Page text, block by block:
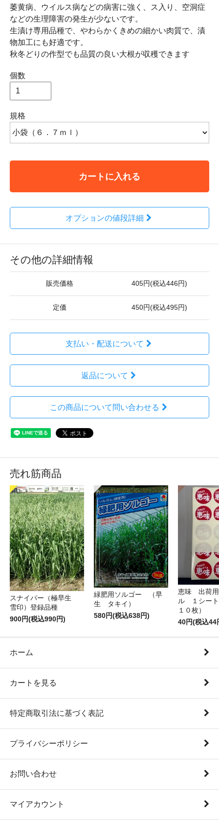
萎黄病、ウイルス病などの病害に強く、ス入り、空洞症
などの生理障害の発生が少ないです。
生漬け専用品種で、やわらかくきめの細かい肉質で、漬
物加工にも好適です。
秋冬どりの作型でも品質の良い大根が収穫できます
個数
規格
カートに入れる
オプションの値段詳細
その他の詳細情報
販売価格 405円(税込446円)
定価 450円(税込495円)
支払い・配送について
返品について
この商品について問い合わせる
売れ筋商品
スナイパー（極早生
雪印）登録品種
900円(税込990円)
緑肥用ソルゴー （早
生 タキイ）
580円(税込638円)
恵味 出荷
ル １シート
１０枚）
40円(税込44
ホーム
カートを見る
特定商取引法に基づく表記
プライバシーポリシー
お問い合わせ
マイアカウント